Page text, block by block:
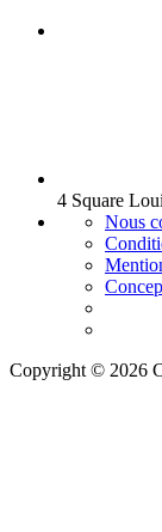
4 Square
Nous
Copyright © 2026